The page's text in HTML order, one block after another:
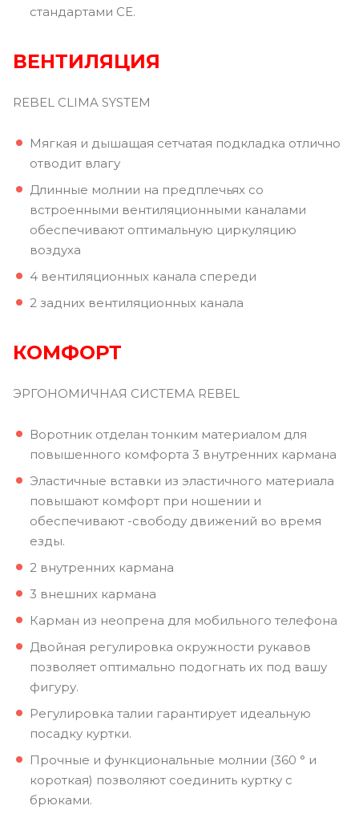
стандартами CE.
ВЕНТИЛЯЦИЯ
REBEL CLIMA SYSTEM
Мягкая и дышащая сетчатая подкладка отлично
отводит влагу
Длинные молнии на предплечьях со
встроенными вентиляционными каналами
обеспечивают оптимальную циркуляцию
воздуха
4 вентиляционных канала спереди
2 задних вентиляционных канала
КОМФОРТ
ЭРГОНОМИЧНАЯ СИСТЕМА REBEL
Воротник отделан тонким материалом для
повышенного комфорта 3 внутренних кармана
Эластичные вставки из эластичного материала
повышают комфорт при ношении и
обеспечивают -свободу движений во время
езды.
2 внутренних кармана
3 внешних кармана
Карман из неопрена для мобильного телефона
Двойная регулировка окружности рукавов
позволяет оптимально подогнать их под вашу
фигуру.
Регулировка талии гарантирует идеальную
посадку куртки.
Прочные и функциональные молнии (360 ° и
короткая) позволяют соединить куртку с
брюками.